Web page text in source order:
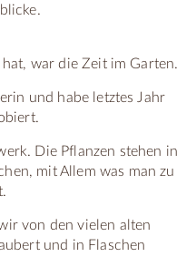
war die Zeit im Garten.
und habe letztes Jahr
Die Pflanzen stehen in
mit Allem was man zu
von den vielen alten
und in Flaschen